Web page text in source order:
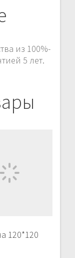
из 100%-
5 лет.
120*120